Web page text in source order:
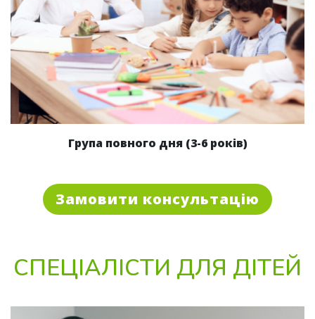
Група повного дня (3-6 років)
Замовити консультацію
СПЕЦІАЛІСТИ ДЛЯ ДІТЕЙ